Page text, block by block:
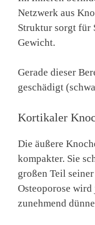
Netzwerk aus
Struktur sorgt für
Gewicht.
Gerade dieser
geschädigt
Kortikaler
Die äußere
kompakter. Sie
großen Teil
Osteoporose wird
zunehmend